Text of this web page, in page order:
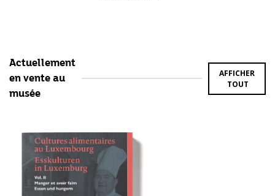
Actuellement
en vente au
musée
AFFICHER
TOUT